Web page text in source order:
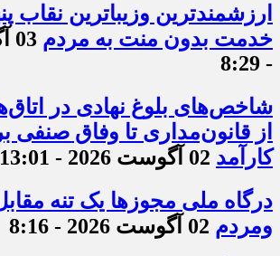
ارزشمندترین وزیباترین نقاب
خدمت بدون منت به مردم
- 8:29
شاخص‌های بلوغ نهادی در
از قانون‌مداری تا وفاق صنفی
کارآمد 02 آگوست 2026 - 13:01
درگاه ملی مجوزها یک تنه
ومردم 02 آگوست 2026 - 8:16